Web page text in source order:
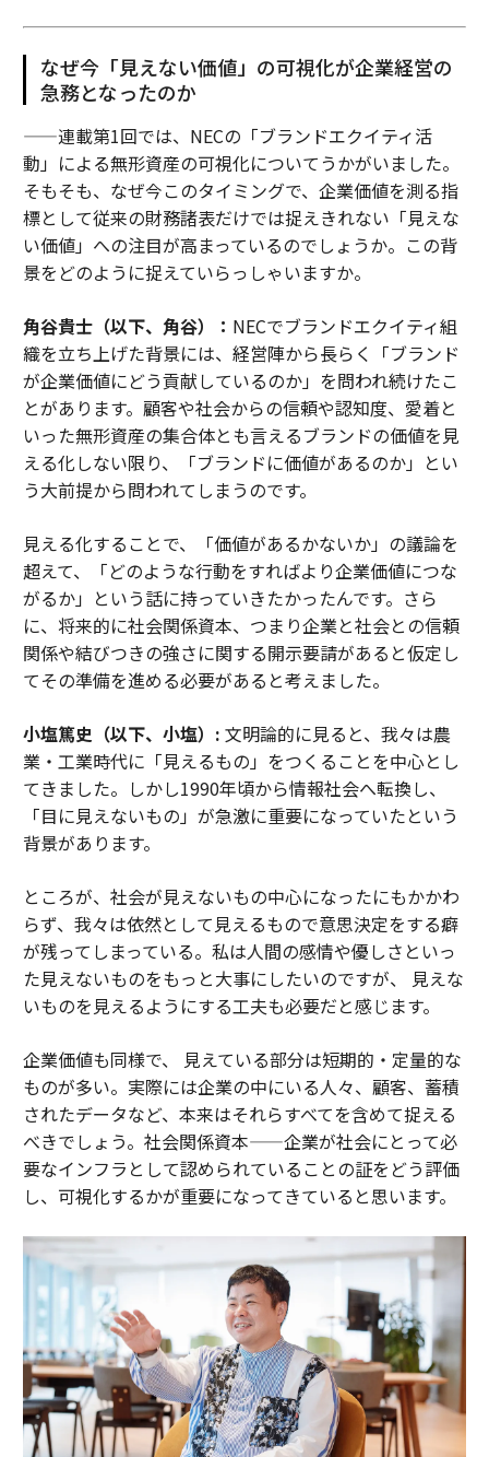
なぜ今「見えない価値」の可視化が企業経営の
急務となったのか
——連載第1回では、NECの「ブランドエクイティ活
動」による無形資産の可視化についてうかがいました。
そもそも、なぜ今このタイミングで、企業価値を測る指
標として従来の財務諸表だけでは捉えきれない「見えな
い価値」への注目が高まっているのでしょうか。この背
景をどのように捉えていらっしゃいますか。
角谷貴士（以下、角谷）： NECでブランドエクイティ組
織を立ち上げた背景には、経営陣から長らく「ブランド
が企業価値にどう貢献しているのか」を問われ続けたこ
とがあります。顧客や社会からの信頼や認知度、愛着と
いった無形資産の集合体とも言えるブランドの価値を見
える化しない限り、「ブランドに価値があるのか」とい
う大前提から問われてしまうのです。
見える化することで、「価値があるかないか」の議論を
超えて、「どのような行動をすればより企業価値につな
がるか」という話に持っていきたかったんです。さら
に、将来的に社会関係資本、つまり企業と社会との信頼
関係や結びつきの強さに関する開示要請があると仮定し
てその準備を進める必要があると考えました。
小塩篤史（以下、小塩）: 文明論的に見ると、我々は農
業・工業時代に「見えるもの」をつくることを中心とし
てきました。しかし1990年頃から情報社会へ転換し、
「目に見えないもの」が急激に重要になっていたという
背景があります。
ところが、社会が見えないもの中心になったにもかかわ
らず、我々は依然として見えるもので意思決定をする癖
が残ってしまっている。私は人間の感情や優しさといっ
た見えないものをもっと大事にしたいのですが、 見えな
いものを見えるようにする工夫も必要だと感じます。
企業価値も同様で、 見えている部分は短期的・定量的な
ものが多い。実際には企業の中にいる人々、顧客、蓄積
されたデータなど、本来はそれらすべてを含めて捉える
べきでしょう。社会関係資本——企業が社会にとって必
要なインフラとして認められていることの証をどう評価
し、可視化するかが重要になってきていると思います。